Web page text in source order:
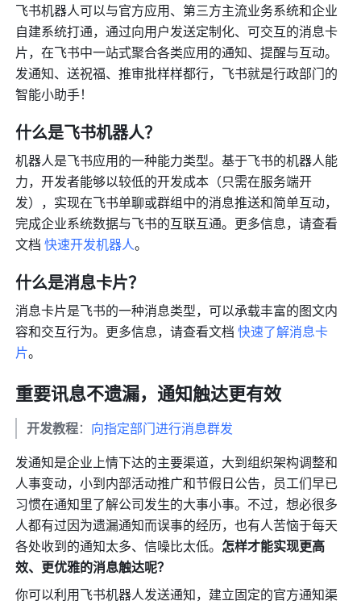
飞书机器人可以与官方应用、第三方主流业务系统和企业
自建系统打通，通过向用户发送定制化、可交互的消息卡
片，在飞书中一站式聚合各类应用的通知、提醒与互动。
发通知、送祝福、推审批样样都行，飞书就是行政部门的
智能小助手！
什么是飞书机器人？
机器人是飞书应用的一种能力类型。基于飞书的机器人能
力，开发者能够以较低的开发成本（只需在服务端开
发），实现在飞书单聊或群组中的消息推送和简单互动，
完成企业系统数据与飞书的互联互通。更多信息，请查看
文档 快速开发机器人。
什么是消息卡片？
消息卡片是飞书的一种消息类型，可以承载丰富的图文内
容和交互行为。更多信息，请查看文档 快速了解消息卡
片。
重要讯息不遗漏，通知触达更有效
开发教程： 向指定部门进行消息群发
发通知是企业上情下达的主要渠道，大到组织架构调整和
人事变动，小到内部活动推广和节假日公告，员工们早已
习惯在通知里了解公司发生的大事小事。不过，想必很多
人都有过因为遗漏通知而误事的经历，也有人苦恼于每天
各处收到的通知太多、信噪比太低。 怎样才能实现更高
效、更优雅的消息触达呢？
你可以利用飞书机器人发送通知，建立固定的官方通知渠